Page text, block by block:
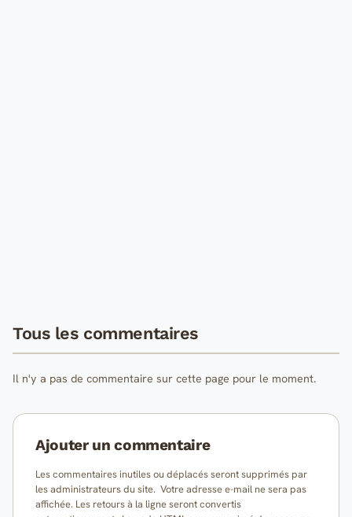
Tous les commentaires
Il n'y a pas de commentaire sur cette page pour le moment.
Ajouter un commentaire
Les commentaires inutiles ou déplacés seront supprimés par
les administrateurs du site. Votre adresse e-mail ne sera pas
affichée. Les retours à la ligne seront convertis